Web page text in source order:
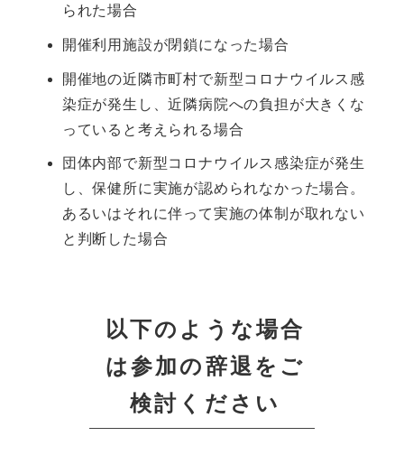
られた場合
開催利用施設が閉鎖になった場合
開催地の近隣市町村で新型コロナウイルス感
染症が発生し、近隣病院への負担が大きくな
っていると考えられる場合
団体内部で新型コロナウイルス感染症が発生
し、保健所に実施が認められなかった場合。
あるいはそれに伴って実施の体制が取れない
と判断した場合
以下のような場合
は参加の辞退をご
検討ください